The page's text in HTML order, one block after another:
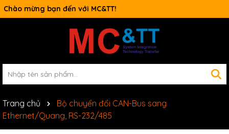
Switch công nghiệp
Trang chủ
Bộ chuyển đổi CAN-Bus sang
Ethernet/Quang, RS-232/485